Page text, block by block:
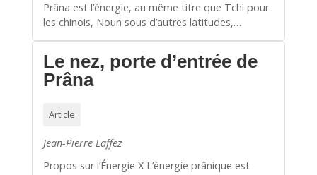
Prâna est l’énergie, au même titre que Tchi pour
les chinois, Noun sous d’autres latitudes,…
Le nez, porte d’entrée de
Prâna
Article
Jean-Pierre Laffez
Propos sur l’Énergie X L’énergie prânique est